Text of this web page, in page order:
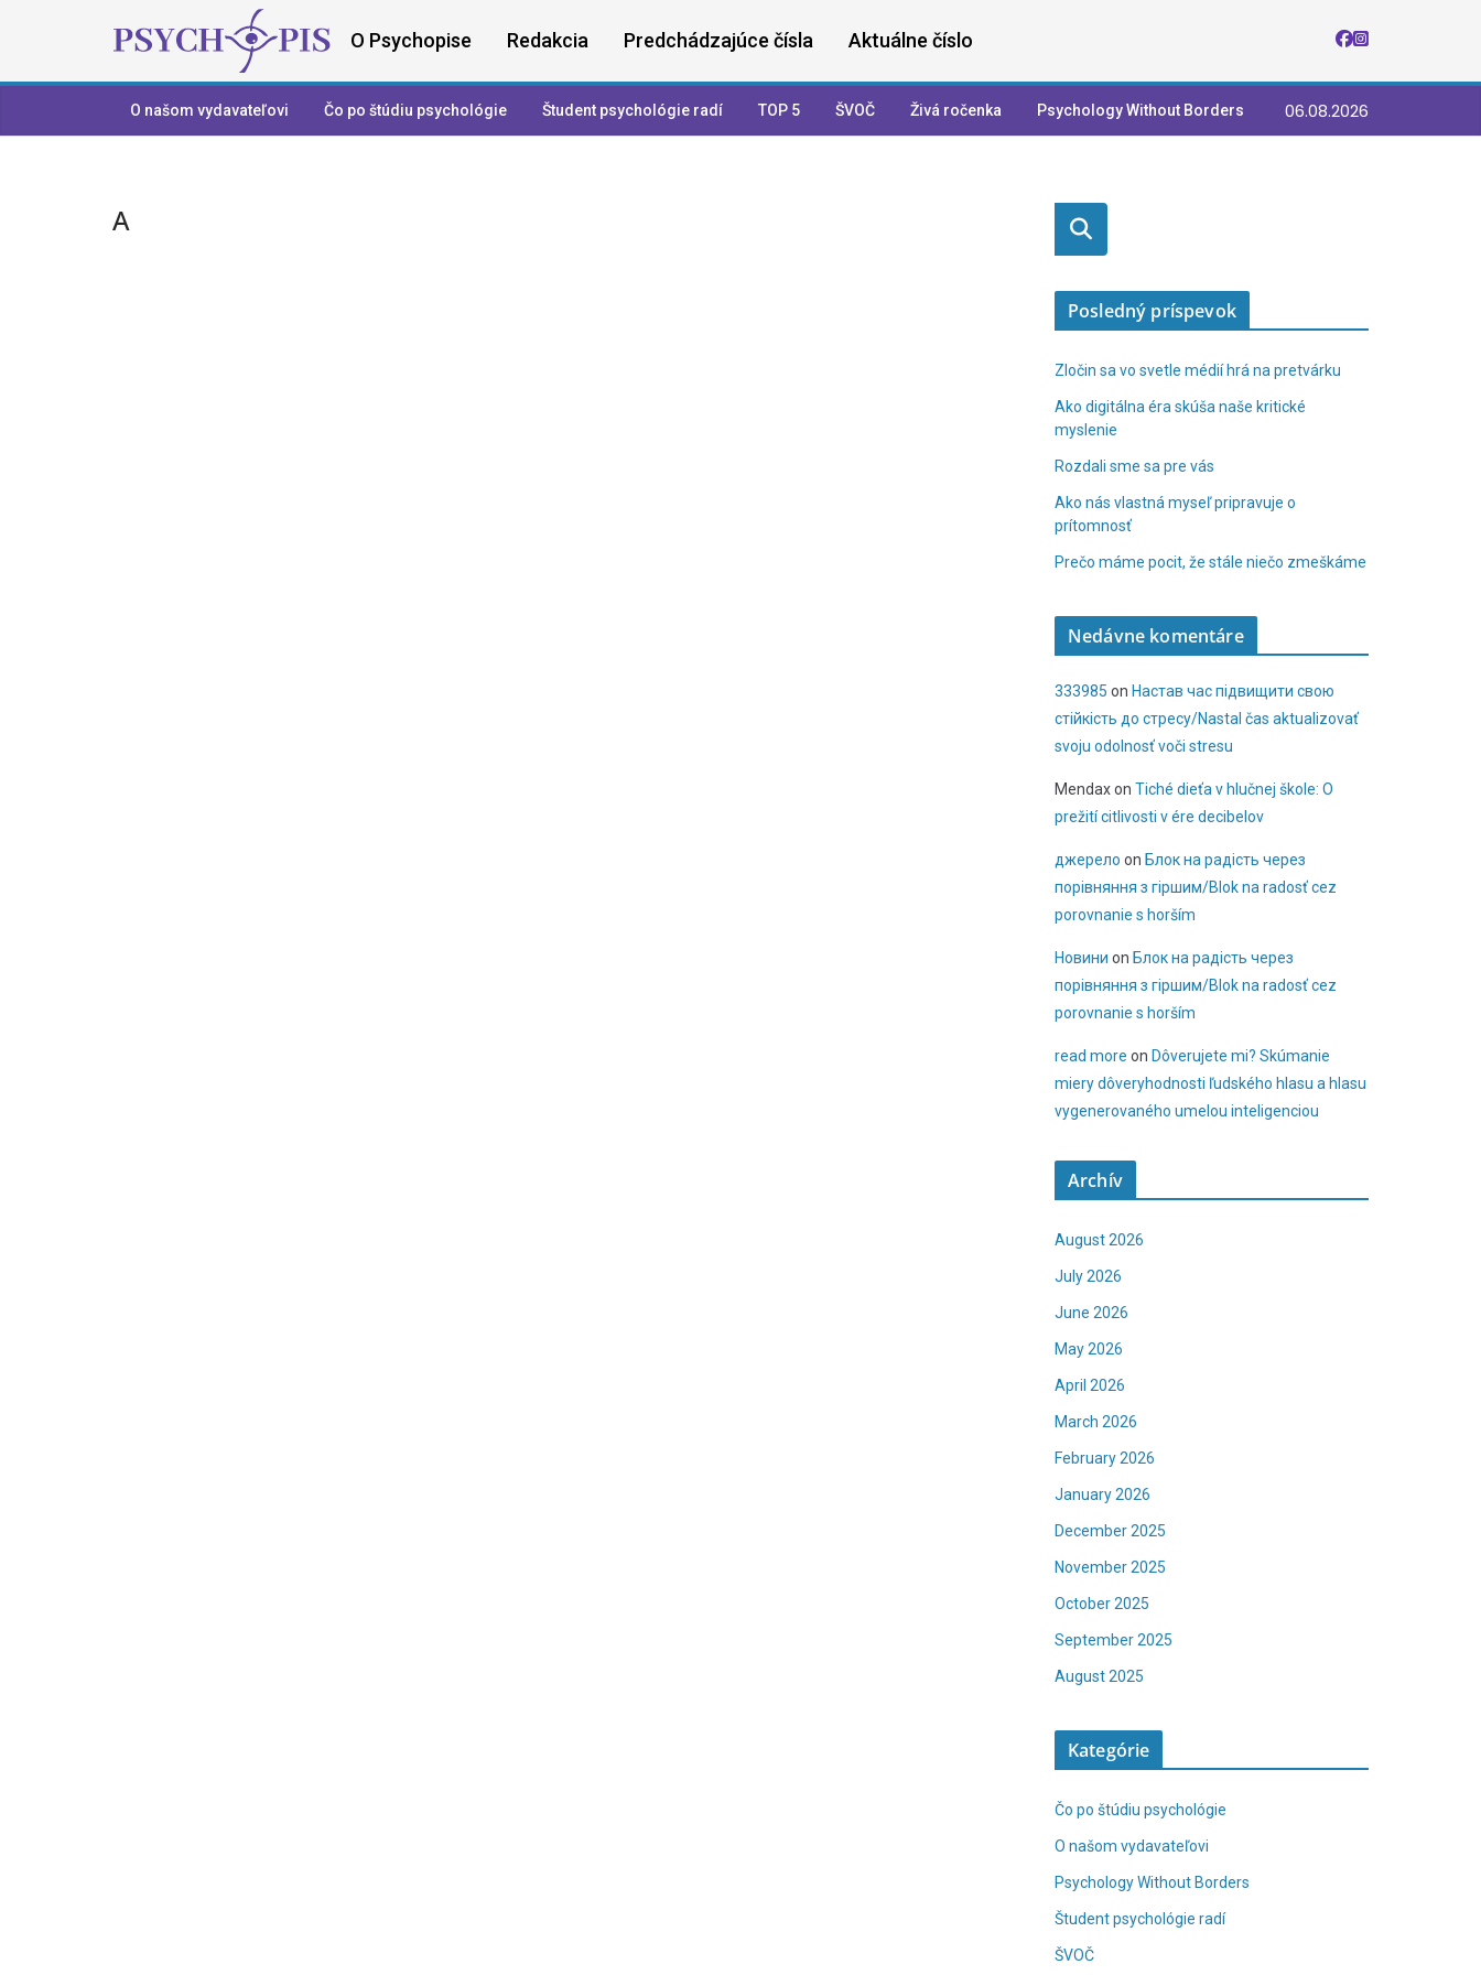
O Psychopise Redakcia Predchádzajúce čísla Aktuálne číslo
O našom vydavateľovi Čo po štúdiu psychológie Študent psychológie radí TOP 5 ŠVOČ Živá ročenka Psychology Without Borders 06.08.2026
A Vyhľadaťť
Posledný príspevok
Zločin sa vo svetle médií hrá na pretvárku
Ako digitálna éra skúša naše kritické
myslenie
Rozdali sme sa pre vás
Ako nás vlastná myseľ pripravuje o
prítomnosť
Prečo máme pocit, že stále niečo zmeškáme
Nedávne komentáre
333985 on Настав час підвищити свою
стійкість до стресу/Nastal čas aktualizovať
svoju odolnosť voči stresu
Mendaxon Tiché dieťa v hlučnej škole: O
prežití citlivosti v ére decibelov
джерело on Блок на радість через
порівняння з гіршим/Blok na radosť cez
porovnanie s horším
Новини on Блок на радість через
порівняння з гіршим/Blok na radosť cez
porovnanie s horším
read more on Dôverujete mi? Skúmanie
miery dôveryhodnosti ľudského hlasu a hlasu
vygenerovaného umelou inteligenciou
Archív
August 2026
July 2026
June 2026
May 2026
April 2026
March 2026
February 2026
January 2026
December 2025
November 2025
October 2025
September 2025
August 2025
Kategórie
Čo po štúdiu psychológie
O našom vydavateľovi
Psychology Without Borders
Študent psychológie radí
ŠVOČ